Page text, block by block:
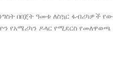
በበጀት ዓመቱ ለስኳር ፋብሪካዎች
የአሜሪካን ዶላር የሚደርስ